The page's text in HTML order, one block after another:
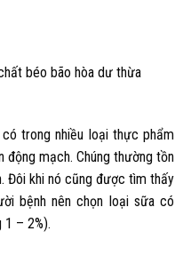
béo bão hòa dư thừa
trong nhiều loại thực phẩm
mạch. Chúng thường tồn
Đôi khi nó cũng được tìm thấy
bệnh nên chọn loại sữa có
– 2%).